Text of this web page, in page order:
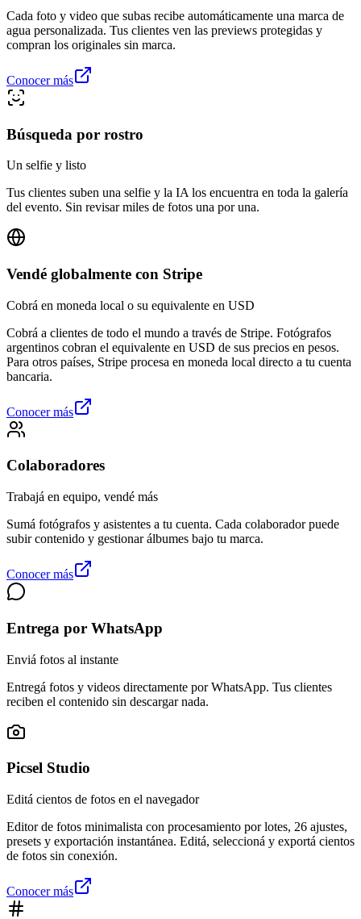
Cada foto y video que subas recibe automáticamente una marca de
agua personalizada. Tus clientes ven las previews protegidas y
compran los originales sin marca.
Conocer más
Búsqueda por rostro
Un selfie y listo
Tus clientes suben una selfie y la IA los encuentra en toda la galería
del evento. Sin revisar miles de fotos una por una.
Vendé globalmente con Stripe
Cobrá en moneda local o su equivalente en USD
Cobrá a clientes de todo el mundo a través de Stripe. Fotógrafos
argentinos cobran el equivalente en USD de sus precios en pesos.
Para otros países, Stripe procesa en moneda local directo a tu cuenta
bancaria.
Conocer más
Colaboradores
Trabajá en equipo, vendé más
Sumá fotógrafos y asistentes a tu cuenta. Cada colaborador puede
subir contenido y gestionar álbumes bajo tu marca.
Conocer más
Entrega por WhatsApp
Enviá fotos al instante
Entregá fotos y videos directamente por WhatsApp. Tus clientes
reciben el contenido sin descargar nada.
Picsel Studio
Editá cientos de fotos en el navegador
Editor de fotos minimalista con procesamiento por lotes, 26 ajustes,
presets y exportación instantánea. Editá, seleccioná y exportá cientos
de fotos sin conexión.
Conocer más